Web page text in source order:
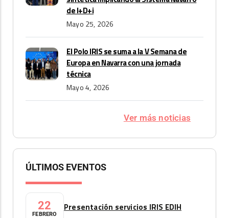
de I+D+i
Mayo 25, 2026
El Polo IRIS se suma a la V Semana de
Europa en Navarra con una jornada
técnica
Mayo 4, 2026
Ver más noticias
ÚLTIMOS EVENTOS
22
FEBRERO
Presentación servicios IRIS EDIH